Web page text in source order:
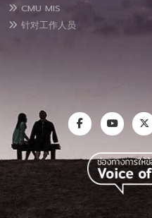
CMU MIS
针对工作人员